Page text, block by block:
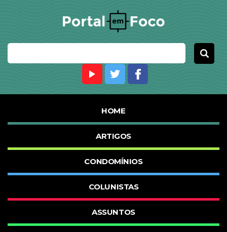
HOME
ARTIGOS
CONDOMÍNIOS
COLUNISTAS
ASSUNTOS